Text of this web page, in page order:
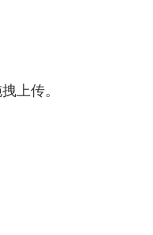
上传。